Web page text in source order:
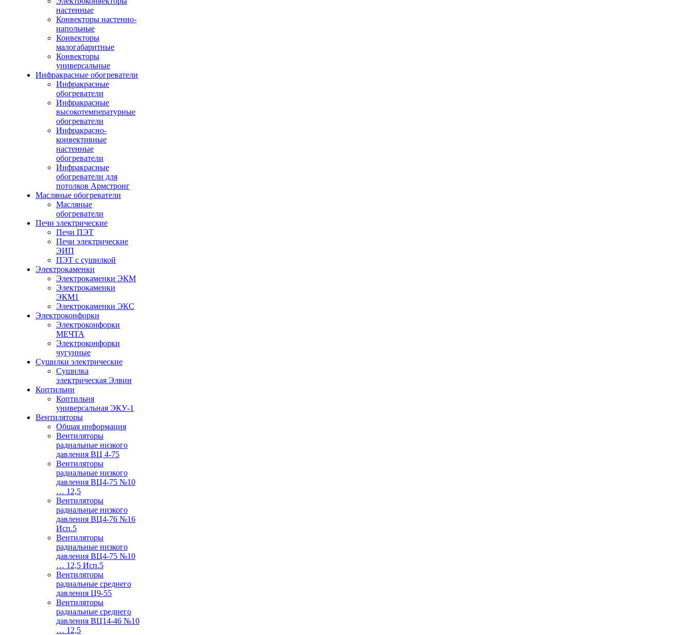
настенные
Конвекторы настенно-
напольные
Конвекторы
малогабаритные
Конвекторы
универсальные
Инфракрасные обогреватели
Инфракрасные
обогреватели
Инфракрасные
высокотемпературные
обогреватели
Инфракрасно-
конвективные
настенные
обогреватели
Инфракрасные
обогреватели для
потолков Армстронг
Масляные обогреватели
Масляные
обогреватели
Печи электрические
Печи ПЭТ
Печи электрические
ЭИП
ПЭТ с сушилкой
Электрокаменки
Электрокаменки ЭКМ
Электрокаменки
ЭКМ1
Электрокаменки ЭКС
Электроконфорки
Электроконфорки
МЕЧТА
Электроконфорки
чугунные
Сушилки электрические
Сушилка
электрическая Элвин
Коптильни
Коптильня
универсальная ЭКУ-1
Вентиляторы
Общая информация
Вентиляторы
радиальные низкого
давления ВЦ 4-75
Вентиляторы
радиальные низкого
давления ВЦ4-75 №10
… 12,5
Вентиляторы
радиальные низкого
давления ВЦ4-76 №16
Исп.5
Вентиляторы
радиальные низкого
давления ВЦ4-75 №10
… 12,5 Исп.5
Вентиляторы
радиальные среднего
давления Ц9-55
Вентиляторы
радиальные среднего
давления ВЦ14-46 №10
… 12,5